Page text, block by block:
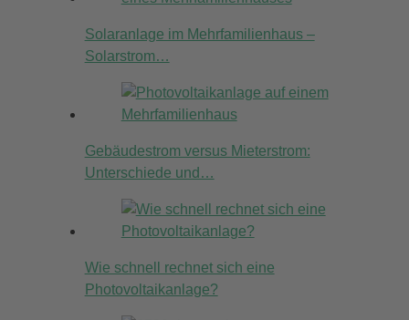
Solaranlage im Mehrfamilienhaus –
Solarstrom…
Gebäudestrom versus Mieterstrom:
Unterschiede und…
Wie schnell rechnet sich eine
Photovoltaikanlage?